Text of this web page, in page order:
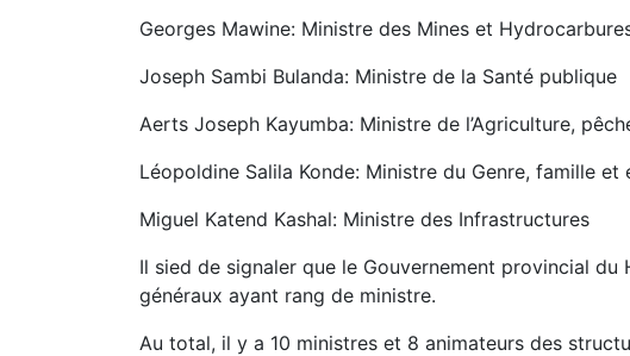
Georges Mawine: Ministre des Mines et
Joseph Sambi Bulanda: Ministre de la Santé publique
Aerts Joseph Kayumba: Ministre de l’Agriculture,
Léopoldine Salila Konde: Ministre du Genre, famille et
Miguel Katend Kashal: Ministre des Infrastructures
Il sied de signaler que le Gouvernement provincial
généraux ayant rang de ministre.
Au total, il y a 10 ministres et 8 animateurs des